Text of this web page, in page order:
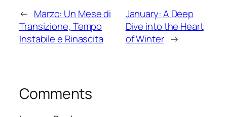
← Marzo: Un Mese di
Transizione, Tempo
Instabile e Rinascita
January: A Deep
Dive into the Heart
of Winter →
Comments